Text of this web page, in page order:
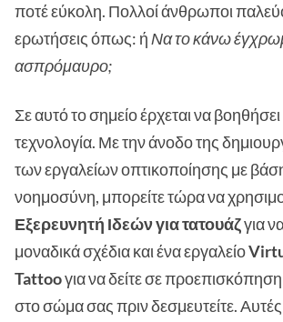
ποτέ εύκολη. Πολλοί άνθρωποι
ερωτήσεις όπως: ήΝα το κάνω
ασπρόμαυρο;
Σε αυτό το σημείο έρχεται να
τεχνολογία. Με την άνοδο της
των εργαλείων οπτικοποίησης με
νοημοσύνη, μπορείτε τώρα να
Εξερευνητή Ιδεών για τατουάζγια
μοναδικά σχέδια και ένα εργαλείο
Tattooγια να δείτε σε
στο σώμα σας πριν δεσμευτείτε. Αυτές